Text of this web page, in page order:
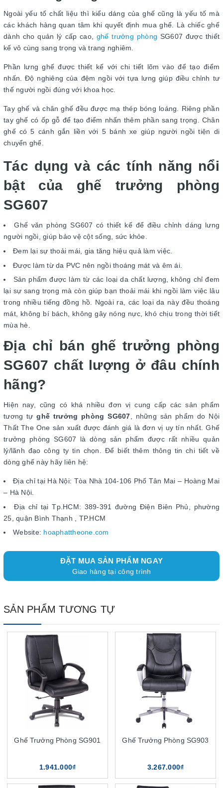
Ngoài yếu tố chất liệu thì kiểu dáng của ghế cũng là yếu tố mà
các khách hàng quan tâm khi quyết định mua ghế. Là chiếc ghế
dành cho quản lý cấp cao, ghế trưởng phòng SG607 được thiết
kế vô cùng sang trọng và trang nghiêm.
Phần lưng ghế được thiết kế với chi tiết lõm vào để tạo điểm
nhấn. Độ nghiêng của đệm ngồi với tựa lưng giúp điều chỉnh tư
thế người ngồi đúng với khoa học.
Tay ghế và chân ghế đều được mạ thép bóng loáng. Riêng phần
tay ghế có ốp gỗ để tạo điểm nhấn thêm phần sang trọng. Chân
ghế có 5 cánh gắn liền với 5 bánh xe giúp người ngồi tiện di
chuyển ghế.
Tác dụng và các tính năng nổi
bật của ghế trưởng phòng
SG607
Ghế văn phòng SG607 có thiết kế để điều chỉnh dáng lưng
người ngồi, giúp bảo vệ cột sống, sức khỏe.
Đem lại sự thoải mái, gia tăng hiệu quả làm việc.
Được làm từ da PVC nên ngồi thoáng mát và êm ái.
Sản phẩm được làm từ các loại da chất lượng, không chỉ đem
lại sự sang trọng mà còn giúp bạn thoải mái khi ngồi làm việc lâu
trong nhiều tiếng đồng hồ. Ngoài ra, các loại da này đều thoáng
mát, không bí bách, không gây nóng nực, khó chịu trong thời tiết
mùa hè.
Địa chỉ bán ghế trưởng phòng
SG607 chất lượng ở đâu chính
hãng?
Hiện nay, cũng có khá nhiều đơn vị cung cấp các sản phẩm
tương tựghế trưởng phòng SG607 , những sản phẩm do Nội
Thất The One sản xuất được đánh giá là đơn vị uy tín nhất. Ghế
trưởng phòng SG607 là dòng sản phẩm được rất nhiều quản
lý/lãnh đạo công ty tin chọn. Để biết thêm thông tin chi tiết về
dòng ghế này hãy liên hệ:
Địa chỉ tại Hà Nội: Tòa Nhà 104-106 Phố Tân Mai – Hoàng Mai
– Hà Nội.
Địa chỉ tại Tp.HCM: 389-391 đường Điện Biên Phủ, phường
25, quận Bình Thạnh , TP.HCM
Website: hoaphattheone.com
ĐẶT MUA SẢN PHẨM NGAY
Giao hàng tại công trình
SẢN PHẨM TƯƠNG TỰ
Ghế Trưởng Phòng SG901
1.941.000₫
Ghế Trưởng Phòng SG903
3.267.000₫